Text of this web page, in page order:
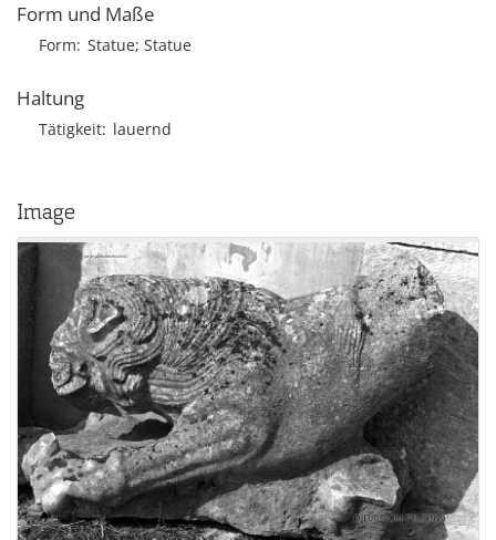
Form und Maße
Form Statue; Statue
Haltung
Tätigkeit lauernd
Image